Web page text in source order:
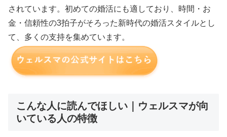
されています。初めての婚活にも適しており、時間・お
金・信頼性の3拍子がそろった新時代の婚活スタイルとし
て、多くの支持を集めています。
こんな人に読んでほしい｜ウェルスマが向
いている人の特徴